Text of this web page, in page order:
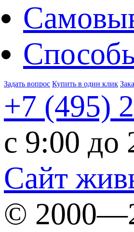
Задать вопрос Купить в один клик
+7 (495)
c 9:00 до
Сайт
©